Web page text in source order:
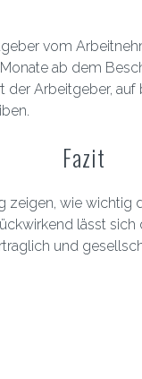
vom
ab dem
Arbeitgeber, auf
Fazit
zeigen, wie wichtig
lässt
und